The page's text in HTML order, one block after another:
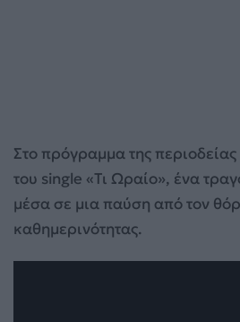
Στο πρόγραμμα της περιοδείας
του single «Τι Ωραίο», ένα
μέσα σε μια παύση από τον
καθημερινότητας.